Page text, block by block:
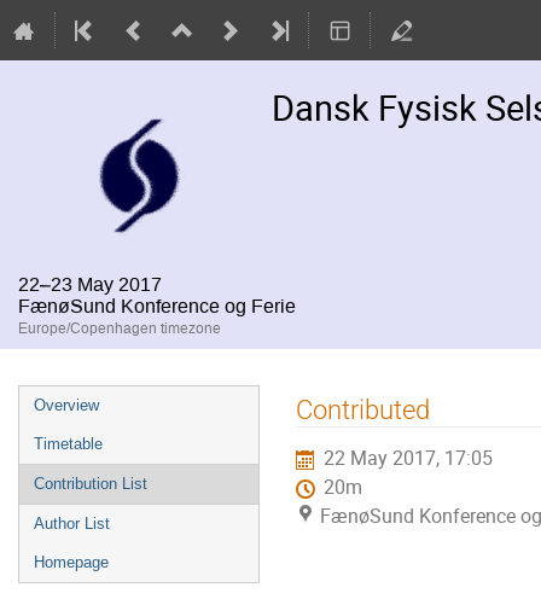
Dansk Fysisk
22–23 May 2017
FænøSund Konference og Ferie
Europe/Copenhagen timezone
Event
menu
Overview
Timetable
Contribution List
Author List
Homepage
Contributed
22 May 2017, 17:05
20m
FænøSund Konference